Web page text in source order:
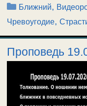
Рубрики
Ближний,
Чревоугодие,
Проповедь